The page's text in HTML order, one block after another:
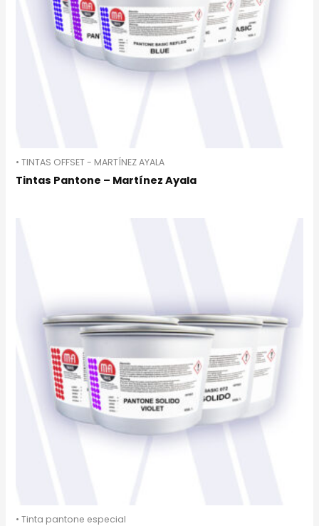
• TINTAS OFFSET - MARTÍNEZ AYALA
Tintas Pantone – Martínez Ayala
• Tinta pantone especial